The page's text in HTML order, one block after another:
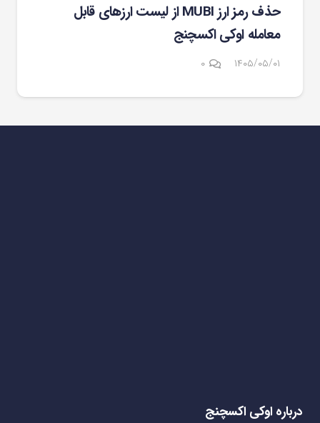
حذف رمز ارز MUBI از لیست ارزهای قابل
معامله اوکی اکسچنج
۱۴۰۵/۰۵/۰۱ ۰
درباره اوکی اکسچنج